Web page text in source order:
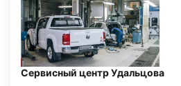
Сервисный центр Удальцова